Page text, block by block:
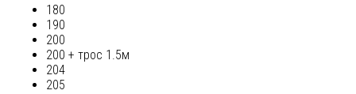
180
190
200
200 + трос 1.5м
204
205